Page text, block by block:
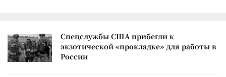
Спецслужбы США прибегли к
экзотической «прокладке» для работы в
России